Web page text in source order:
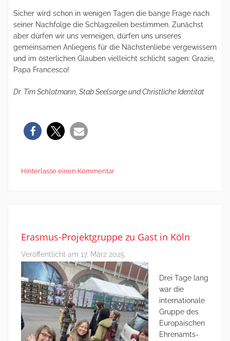
Sicher wird schon in wenigen Tagen die bange Frage nach
seiner Nachfolge die Schlagzeilen bestimmen. Zunächst
aber dürfen wir uns verneigen, dürfen uns unseres
gemeinsamen Anliegens für die Nächstenliebe vergewissern
und im österlichen Glauben vielleicht schlicht sagen: Grazie,
Papa Francesco!
Dr. Tim Schlotmann, Stab Seelsorge und Christliche Identität
Hinterlasse einen Kommentar
Erasmus-Projektgruppe zu Gast in Köln
Veröffentlicht am 17. März 2025
Drei Tage lang
war die
internationale
Gruppe des
Europäischen
Ehrenamts-